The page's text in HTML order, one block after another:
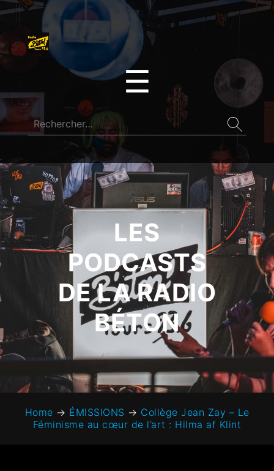
☰
LES
PODCASTS
DE LA RADIO
BÉTON
Home → ÉMISSIONS → Collège Jean Zay – Le
Féminisme au cœur de l’art : Hilma af Klint